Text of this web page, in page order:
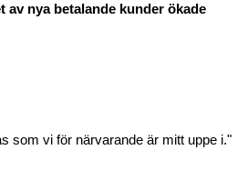
av nya betalande kunder ökade
som vi för närvarande är mitt uppe i."